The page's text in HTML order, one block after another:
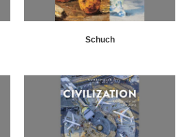
Schuch